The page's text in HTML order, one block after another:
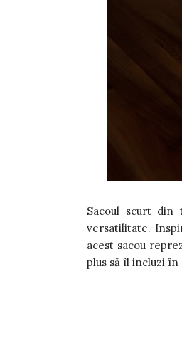
Sacoul scurt din
versatilitate.
acest sacou
plus să îl incluzi